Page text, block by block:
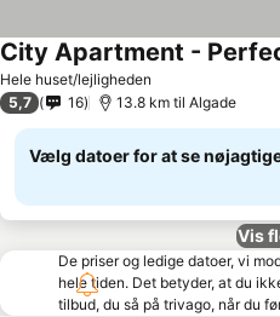
Hele huset/lejligheden
City Apartment -
5,7 16 13.8 km til Algade
Vælg datoer for at se
Vis
De priser og ledige datoer, vi
hele tiden. Det betyder, at du
tilbud, du så på trivago, når du